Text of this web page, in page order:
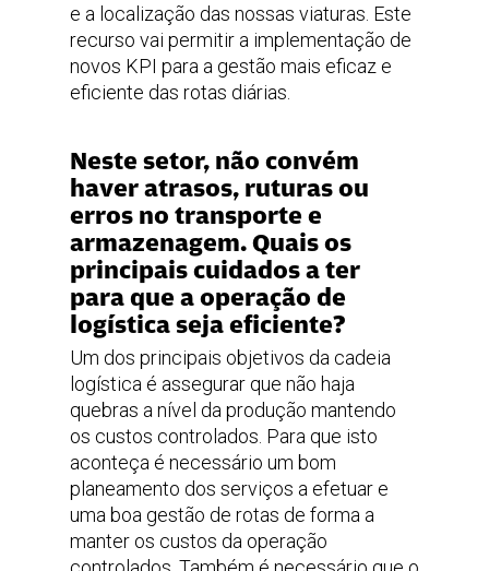
e a localização das nossas viaturas. Este
recurso vai permitir a implementação de
novos KPI para a gestão mais eficaz e
eficiente das rotas diárias.
Neste setor, não convém
haver atrasos, ruturas ou
erros no transporte e
armazenagem. Quais os
principais cuidados a ter
para que a operação de
logística seja eficiente?
Um dos principais objetivos da cadeia
logística é assegurar que não haja
quebras a nível da produção mantendo
os custos controlados. Para que isto
aconteça é necessário um bom
planeamento dos serviços a efetuar e
uma boa gestão de rotas de forma a
manter os custos da operação